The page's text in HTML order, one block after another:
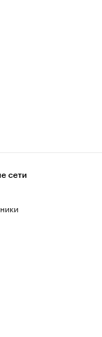
сети